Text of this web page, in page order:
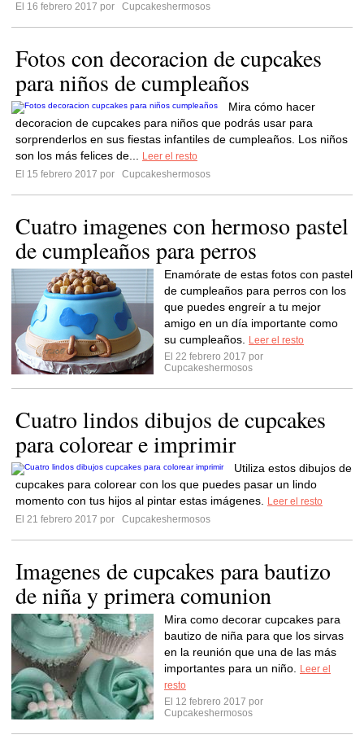
El 16 febrero 2017 por
Cupcakeshermosos
Fotos con decoracion de cupcakes
para niños de cumpleaños
Mira cómo hacer
decoracion de cupcakes para niños que podrás usar para
sorprenderlos en sus fiestas infantiles de cumpleaños. Los niños
son los más felices de...
Leer el resto
El 15 febrero 2017 por
Cupcakeshermosos
Cuatro imagenes con hermoso pastel
de cumpleaños para perros
Enamórate de estas fotos con pastel
de cumpleaños para perros con los
que puedes engreír a tu mejor
amigo en un día importante como
su cumpleaños.
Leer el resto
El 22 febrero 2017 por
Cupcakeshermosos
Cuatro lindos dibujos de cupcakes
para colorear e imprimir
Utiliza estos dibujos de
cupcakes para colorear con los que puedes pasar un lindo
momento con tus hijos al pintar estas imágenes.
Leer el resto
El 21 febrero 2017 por
Cupcakeshermosos
Imagenes de cupcakes para bautizo
de niña y primera comunion
Mira como decorar cupcakes para
bautizo de niña para que los sirvas
en la reunión que una de las más
importantes para un niño.
Leer el
resto
El 12 febrero 2017 por
Cupcakeshermosos